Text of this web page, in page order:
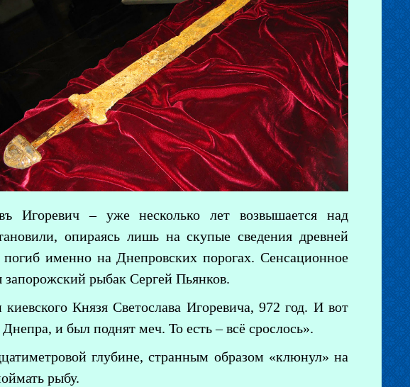
Игоревич – уже несколько лет возвышается над
опираясь лишь на скупые сведения древней
погиб именно на Днепровских порогах. Сенсационное
рыбак Сергей Пьянков.
Князя Светослава Игоревича, 972 год. И вот
и был поднят меч. То есть – всё срослось».
глубине, странным образом «клюнул» на
рыбу.